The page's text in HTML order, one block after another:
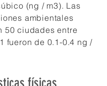
(ng / m3). Las
ambientales
50 ciudades entre
fueron de 0.1-0.4 ng /